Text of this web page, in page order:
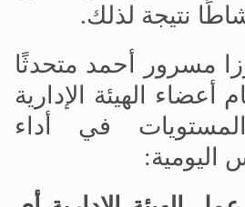
نتيجة لذلك.
مسرور أحمد متحدثًا
أعضاء الهيئة الإدارية
في أداء
اليومية: